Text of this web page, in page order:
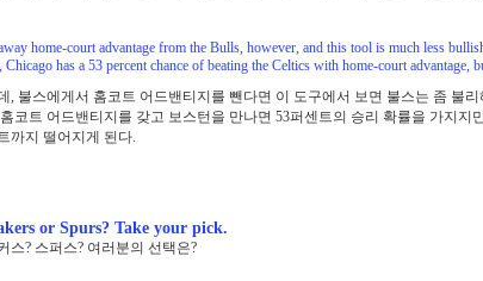
home-court advantage from the Bulls, however, and this tool is much less
Chicago has a 53 percent chance of beating the Celtics with home-court advantage,
, 불스에게서 홈코트 어드밴티지를 뺀다면 이 도구에서 보면 불스는 좀 불
코트 어드밴티지를 갖고 보스턴을 만나면 53퍼센트의 승리 확률을 가지지
까지 떨어지게 된다.
or Spurs? Take your pick.
스? 스퍼스? 여러분의 선택은?